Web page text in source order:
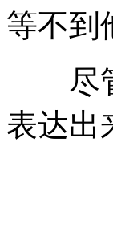
等不到
尽管
表达出